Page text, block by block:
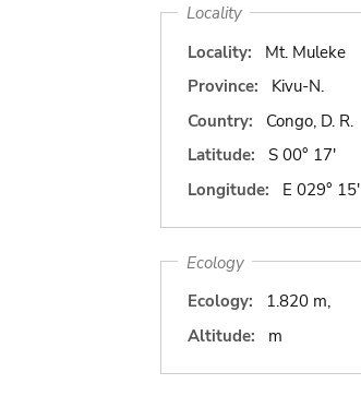
Locality
Locality:
Mt. Muleke
Province:
Kivu-N.
Country:
Congo, D. R.
Latitude:
S 00° 17'
Longitude:
E 029° 15'
Ecology
Ecology:
1.820 m,
Altitude:
m